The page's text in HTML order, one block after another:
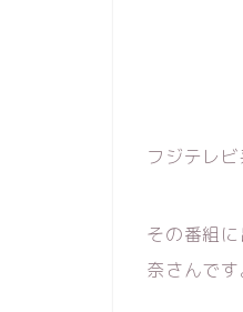
フジテレ
その番組
奈さんです